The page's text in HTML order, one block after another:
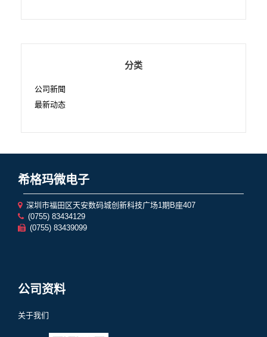
分类
公司新聞
最新动态
希格玛微电子
深圳市福田区天安数码城创新科技广场1期B座407
(0755) 83434129
(0755) 83439099
公司资料
关于我们